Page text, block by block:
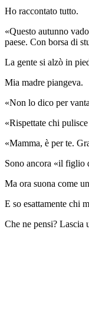
Ho raccontato tutto.
«Questo autunno
paese. Con borsa di
La gente si alzò in
Mia madre piangeva.
«Non lo dico per
«Rispettate chi
«Mamma, è per te.
Sono ancora «il figlio
Ma ora suona come
E so esattamente chi
Che ne pensi? Lascia